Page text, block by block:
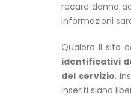
recare danno
informazioni
Qualora il sito
identificativi
del servizio.
inseriti siano